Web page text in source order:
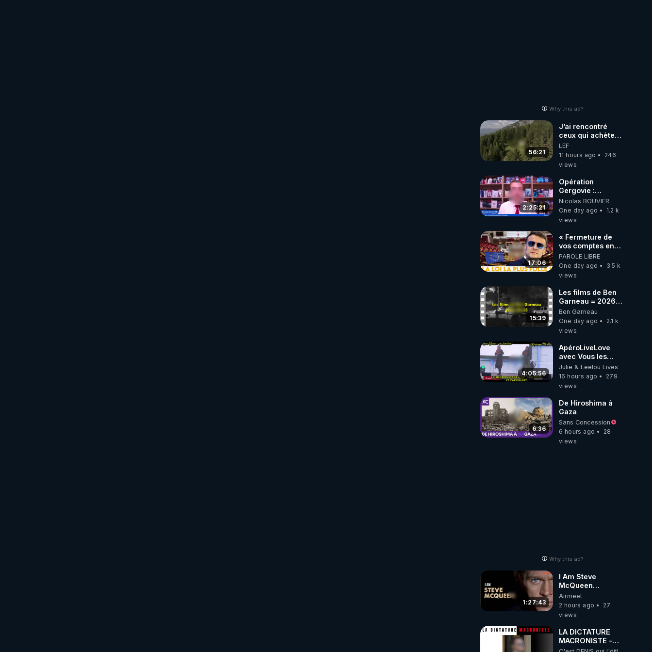
Why this ad?
56:21
J’ai rencontré
ceux qui achètent
des bunkers pour
survivre à la fin
du monde
LEF
11 hours ago
246
views
2:25:21
Opération
Gergovie :
‪@38resistancegauloise‬
‪@MarionSigautOfficiel‬
‪@gladysriifard5710‬
Nicolas BOUVIER
One day ago
1.2 k
views
17:06
« Fermeture de
vos comptes en
banque ! » :
Macron impose
une loi folle !
PAROLE LIBRE
One day ago
3.5 k
views
15:39
Les films de Ben
Garneau = 2026-
08-05
Ben Garneau
One day ago
2.1 k
views
4:05:56
ApéroLiveLove
avec Vous les
Zzz'Amis
05/08/26 Les
Zzz'Infos Bonheur
Julie & Leelou Lives
16 hours ago
279
views
6:36
De Hiroshima à
Gaza
Sans Concession
6 hours ago
28
views
Why this ad?
1:27:43
I Am Steve
McQueen
⎮Documentaire
ARTE ⎮ Cinema
Airmeet
2 hours ago
27
views
LA DICTATURE
MACRONISTE -
Tous les Français